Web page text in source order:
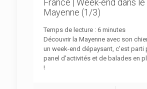
France | Week-end dans
Mayenne (1/3)
Temps de lecture : 6 minutes
Découvrir la Mayenne avec son
un week-end dépaysant, c'est parti
panel d'activités et de balades en
!